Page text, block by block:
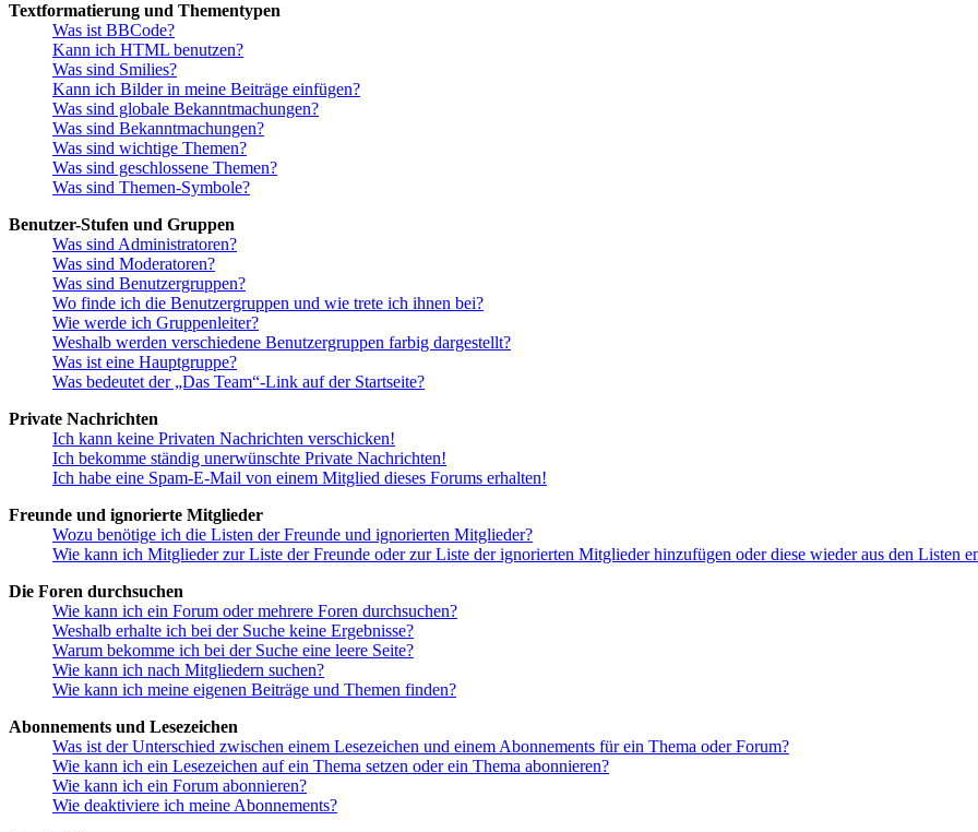
Textformatierung und Thementypen
Was ist BBCode?
Kann ich HTML benutzen?
Was sind Smilies?
Kann ich Bilder in meine Beiträge einfügen?
Was sind globale Bekanntmachungen?
Was sind Bekanntmachungen?
Was sind wichtige Themen?
Was sind geschlossene Themen?
Was sind Themen-Symbole?
Benutzer-Stufen und Gruppen
Was sind Administratoren?
Was sind Moderatoren?
Was sind Benutzergruppen?
Wo finde ich die Benutzergruppen und wie trete ich ihnen bei?
Wie werde ich Gruppenleiter?
Weshalb werden verschiedene Benutzergruppen farbig dargestellt?
Was ist eine Hauptgruppe?
Was bedeutet der „Das Team“-Link auf der Startseite?
Private Nachrichten
Ich kann keine Privaten Nachrichten verschicken!
Ich bekomme ständig unerwünschte Private Nachrichten!
Ich habe eine Spam-E-Mail von einem Mitglied dieses Forums erhalten!
Freunde und ignorierte Mitglieder
Wozu benötige ich die Listen der Freunde und ignorierten Mitglieder?
Wie kann ich Mitglieder zur Liste der Freunde oder zur Liste der ignorierten Mitglieder hinzufügen oder diese wieder aus den Listen
Die Foren durchsuchen
Wie kann ich ein Forum oder mehrere Foren durchsuchen?
Weshalb erhalte ich bei der Suche keine Ergebnisse?
Warum bekomme ich bei der Suche eine leere Seite?
Wie kann ich nach Mitgliedern suchen?
Wie kann ich meine eigenen Beiträge und Themen finden?
Abonnements und Lesezeichen
Was ist der Unterschied zwischen einem Lesezeichen und einem Abonnements für ein Thema oder Forum?
Wie kann ich ein Lesezeichen auf ein Thema setzen oder ein Thema abonnieren?
Wie kann ich ein Forum abonnieren?
Wie deaktiviere ich meine Abonnements?